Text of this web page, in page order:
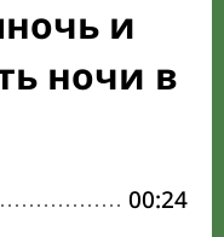
и
ночи в
00:24